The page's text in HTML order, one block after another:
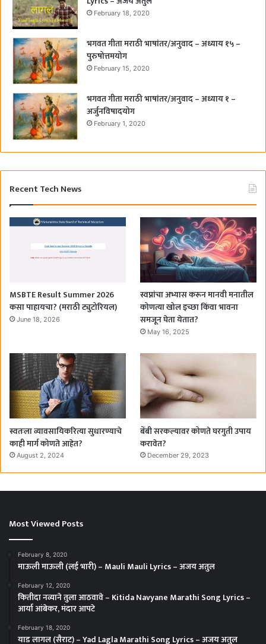
February 18, 2020
भगवत गीता मराठी भाषांतर/अनुवाद – अध्याय १५ –
पुरुषोत्तमयोग
February 15, 2020
भगवत गीता मराठी भाषांतर/अनुवाद – अध्याय १ –
अर्जुनविषादयोग
February 1, 2020
Recent Tech News
MSBTE Result Summer 2026
कसा पाहायचा? (मराठी ट्युटोरियल)
June 18, 2026
स्वप्नांचा अभ्यास करून मानवी मनातील
कोणत्या खोल इच्छा किंवा भावना
समजून घेता येतात?
May 16, 2025
स्वतःला व्यावसायिकरित्या सुधारण्याचे
काही मार्ग कोणते आहेत?
August 2, 2024
बेंबी सरकल्यावर कोणते घरगुती उपाय
करावेत?
December 29, 2023
Most Viewed Posts
February 8, 2020
माऊली माऊली (लई भारी) – Mauli Mauli Lyrics – अजय अतुल
February 12, 2020
कितीदा नव्याने तुला आठवावे – Kitida Navyane Marathi Song Lyrics –
आर्या आंबेकर, मंदार आपटे
February 18, 2020
याड लागल (सैराट) – Yad Lagla Marathi Song Lyrics – अजय अतुल